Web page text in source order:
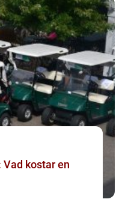
kostar en